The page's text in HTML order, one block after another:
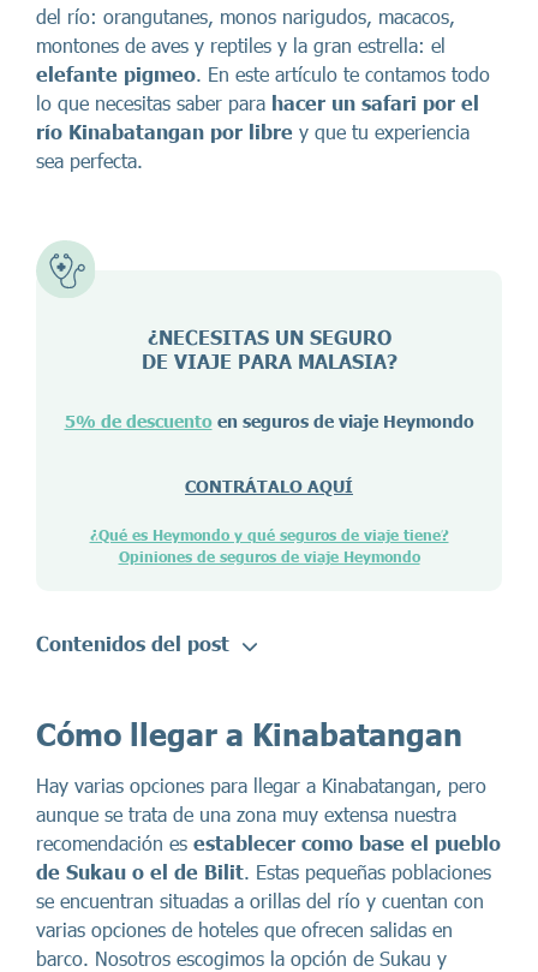
del río: orangutanes, monos narigudos, macacos,
montones de aves y reptiles y la gran estrella: el
elefante pigmeo. En este artículo te contamos todo
lo que necesitas saber para hacer un safari por el
río Kinabatangan por libre y que tu experiencia
sea perfecta.
¿NECESITAS UN SEGURO
DE VIAJE PARA MALASIA?
5% de descuentoen seguros de viaje Heymondo
CONTRÁTALO AQUÍ
¿Qué es Heymondo y qué seguros de viaje tiene?
Opiniones de seguros de viaje Heymondo
Contenidos del post
Cómo llegar a Kinabatangan
Hay varias opciones para llegar a Kinabatangan, pero
aunque se trata de una zona muy extensa nuestra
recomendación es establecer como base el pueblo
de Sukau o el de Bilit. Estas pequeñas poblaciones
se encuentran situadas a orillas del río y cuentan con
varias opciones de hoteles que ofrecen salidas en
barco. Nosotros escogimos la opción de Sukau y